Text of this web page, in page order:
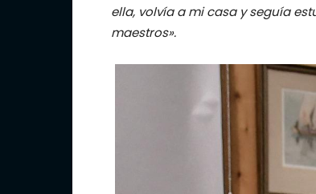
ella, volvía a mi casa y seguía
maestros».